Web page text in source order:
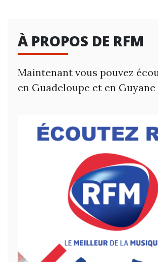
À PROPOS DE RFM
Maintenant vous pouvez
en Guadeloupe et en Guyane